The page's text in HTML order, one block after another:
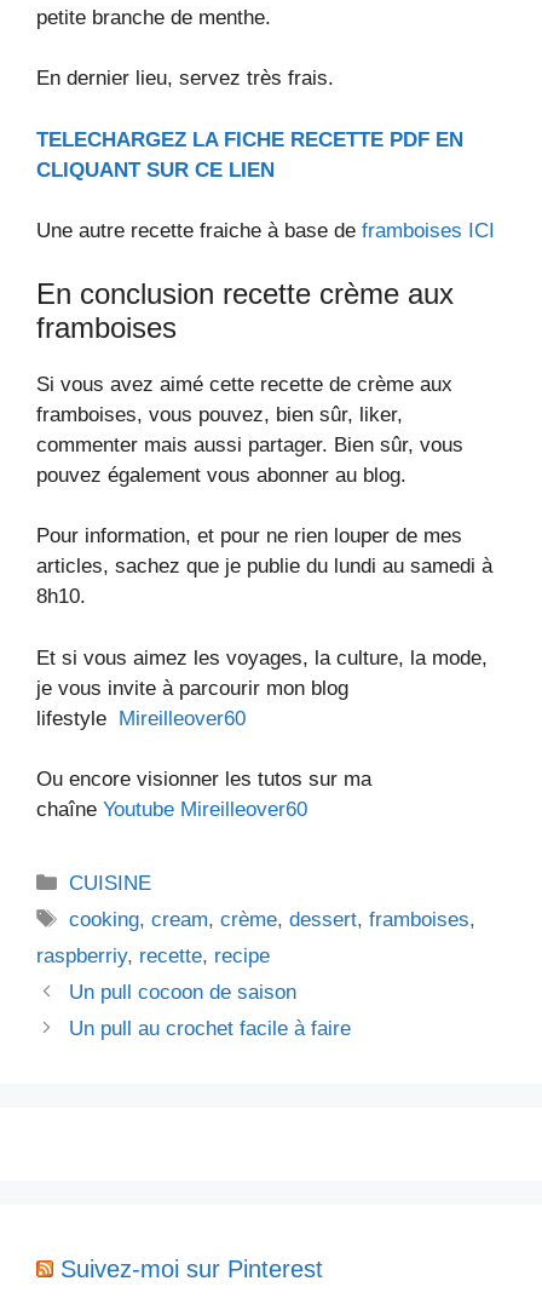
petite branche de menthe.
En dernier lieu, servez très frais.
TELECHARGEZ LA FICHE RECETTE PDF EN
CLIQUANT SUR CE LIEN
Une autre recette fraiche à base de framboises ICI
En conclusion recette crème aux
framboises
Si vous avez aimé cette recette de crème aux
framboises, vous pouvez, bien sûr, liker,
commenter mais aussi partager. Bien sûr, vous
pouvez également vous abonner au blog.
Pour information, et pour ne rien louper de mes
articles, sachez que je publie du lundi au samedi à
8h10.
Et si vous aimez les voyages, la culture, la mode,
je vous invite à parcourir mon blog
lifestyle Mireilleover60
Ou encore visionner les tutos sur ma
chaîne Youtube Mireilleover60
Catégories
CUISINE
Étiquettes
cooking,cream,crème,dessert,framboises,
raspberriy, recette, recipe
Un pull cocoon de saison
Un pull au crochet facile à faire
Suivez-moi sur Pinterest